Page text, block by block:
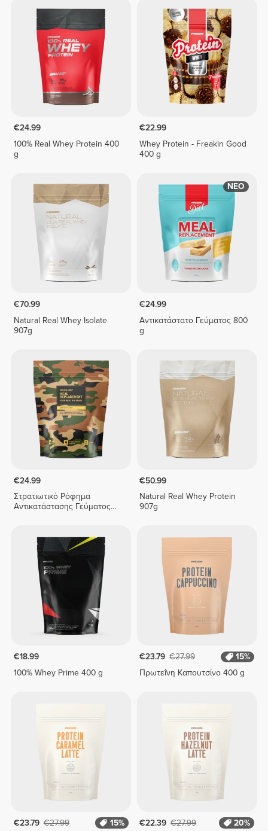
€24.99
100% Real Whey Protein 400
g
€22.99
Whey Protein - Freakin Good
400 g
€70.99
Natural Real Whey Isolate
907g
ΝΕΟ
€24.99
Αντικατάστατο Γεύματος 800
g
€24.99
Στρατιωτικό Ρόφημα
Αντικατάστασης Γεύματος
€50.99
Natural Real Whey Protein
907g
€18.99
100% Whey Prime 400 g
€23.79 €27.99
15%
Πρωτεΐνη Καπουτσίνο 400 g
€23.79 €27.99 15% €22.39 €27.99 20%